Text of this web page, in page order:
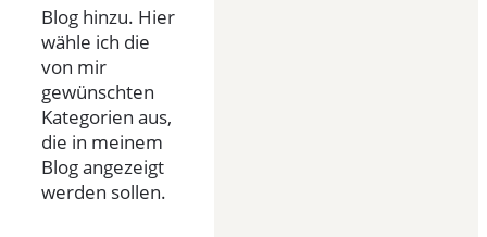
Blog hinzu. Hier
wähle ich die
von mir
gewünschten
Kategorien aus,
die in meinem
Blog angezeigt
werden sollen.